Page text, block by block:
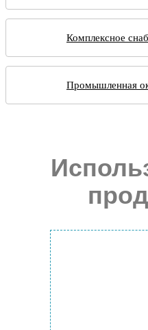
Комплексное
Промышленная